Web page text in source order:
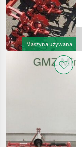
Maszyna używana